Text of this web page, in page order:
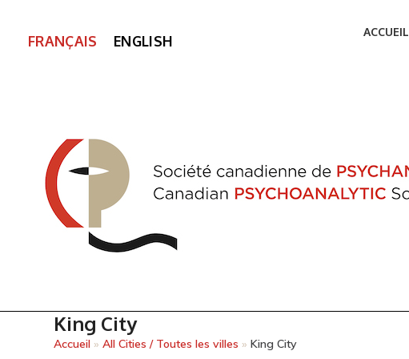
ACCUEIL
FRANÇAIS ENGLISH
King City
Accueil »All Cities / Toutes les villes »King City